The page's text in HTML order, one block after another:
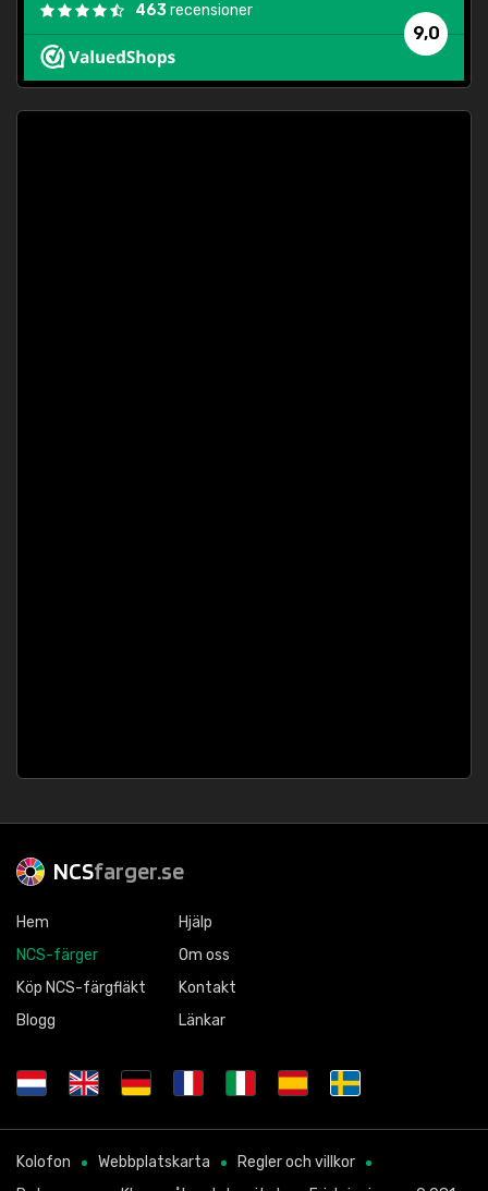
9,0
463recensioner
NCSfarger.se
Hem
NCS-färger
Köp NCS-färgfläkt
Blogg
Hjälp
Om oss
Kontakt
Länkar
Kolofon Webbplatskarta
Regler och villkor